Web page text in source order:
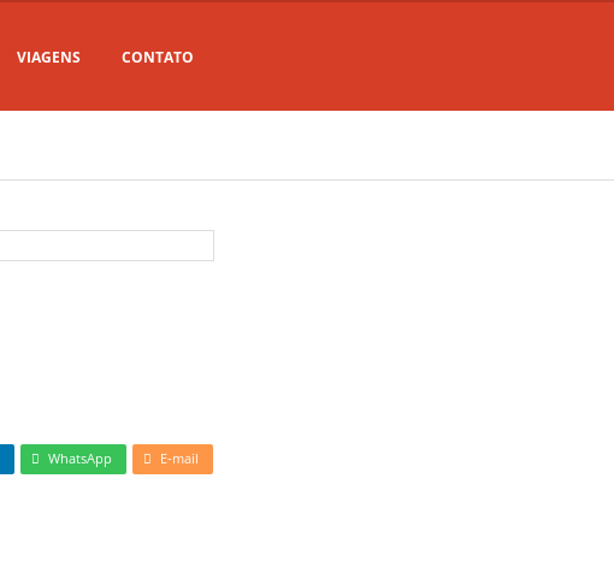
VIAGENS CONTATO
WhatsApp E-mail